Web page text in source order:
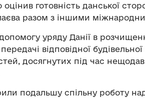
готовність данської
разом з іншими
уряду Данії в
відповідної
досягнутих під час
подальшу спільну роботу